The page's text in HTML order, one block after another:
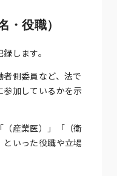
・役職）
します。
側委員など、法で
加しているかを示
（産業医）」「（衛
いった役職や立場